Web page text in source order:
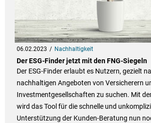
06.02.2023 Nachhaltigkeit
Der ESG-Finder jetzt mit den FNG-Siegeln
Der ESG-Finder erlaubt es Nutzern, gezielt
nachhaltigen Angeboten von Versicherern
Investmentgesellschaften zu suchen. Mit
wird das Tool für die schnelle und
Unterstützung der Kunden-Beratung nun